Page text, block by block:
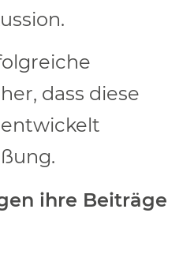
dass diese
ihre Beiträge